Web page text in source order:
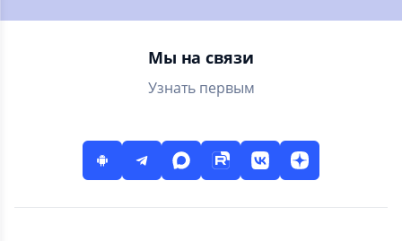
Мы на связи
Узнать первым